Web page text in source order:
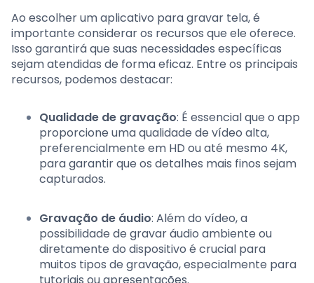
Ao escolher um aplicativo para gravar tela, é
importante considerar os recursos que ele oferece.
Isso garantirá que suas necessidades específicas
sejam atendidas de forma eficaz. Entre os principais
recursos, podemos destacar:
Qualidade de gravação: É essencial que o app
proporcione uma qualidade de vídeo alta,
preferencialmente em HD ou até mesmo 4K,
para garantir que os detalhes mais finos sejam
capturados.
Gravação de áudio: Além do vídeo, a
possibilidade de gravar áudio ambiente ou
diretamente do dispositivo é crucial para
muitos tipos de gravação, especialmente para